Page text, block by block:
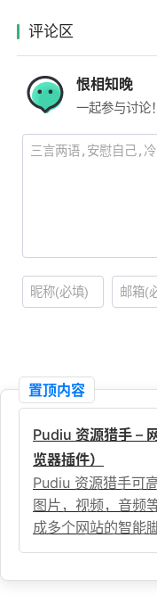
评论区
恨相知晚
一起参与讨论！
置顶内容
Pudiu 资源猎手 –
览器插件）
Pudiu 资源猎手可
图片，视频，音频
成多个网站的智能